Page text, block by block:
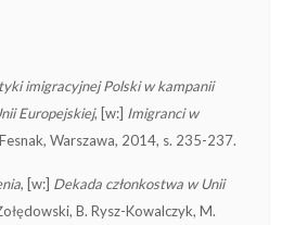
imigracyjnej Polski w kampanii
Europejskiej, [w:] Imigranci w
Warszawa, 2014, s. 235-237.
, [w:] Dekada członkostwa w Unii
B. Rysz-Kowalczyk, M.